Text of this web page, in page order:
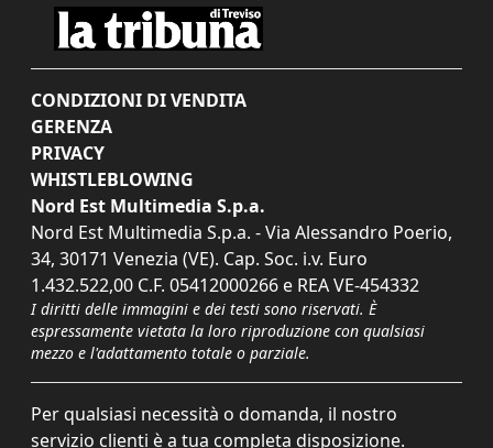
CONDIZIONI DI VENDITA
GERENZA
PRIVACY
WHISTLEBLOWING
Nord Est Multimedia S.p.a.
Nord Est Multimedia S.p.a. - Via Alessandro Poerio,
34, 30171 Venezia (VE). Cap. Soc. i.v. Euro
1.432.522,00 C.F. 05412000266 e REA VE-454332
I diritti delle immagini e dei testi sono riservati. È
espressamente vietata la loro riproduzione con qualsiasi
mezzo e l'adattamento totale o parziale.
Per qualsiasi necessità o domanda, il nostro
servizio clienti è a tua completa disposizione.